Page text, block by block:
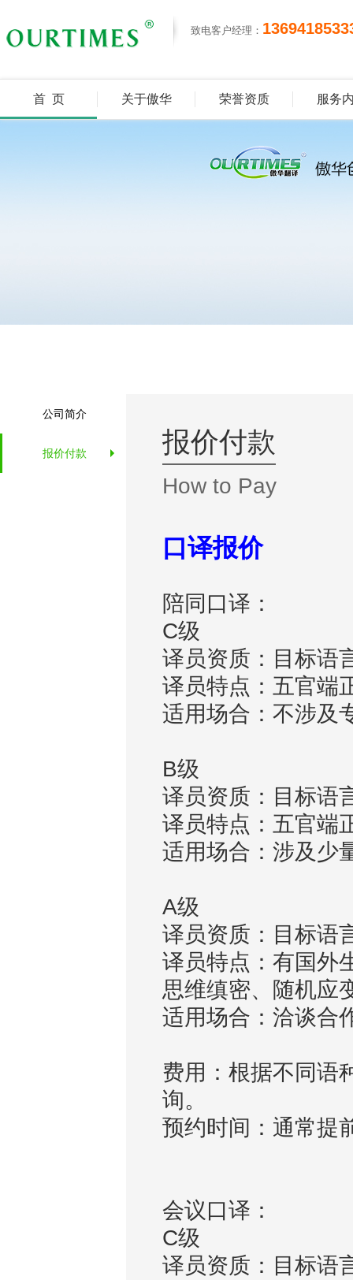
致电客户经理：
首 页 关于傲华 荣誉资质 服务
公司简介
报价付款 报价付款
How to Pay
口译报价
陪同口译：
C级
译员资质：目标语
译员特点：五官端
适用场合：不涉及
B级
译员资质：目标语
译员特点：五官端
适用场合：涉及少
A级
译员资质：目标语
译员特点：有国外
思维缜密、随机应
适用场合：洽谈合
费用：根据不同语
询。
预约时间：通常提
会议口译：
C级
译员资质：目标语